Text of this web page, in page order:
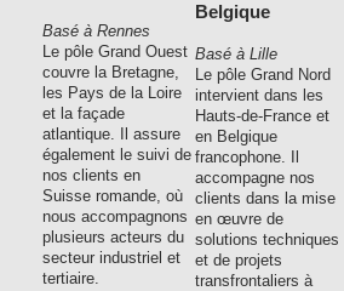
Basé à Rennes
Le pôle Grand Ouest
couvre la Bretagne,
les Pays de la Loire
et la façade
atlantique. Il assure
également le suivi de
nos clients en
Suisse romande, où
nous accompagnons
plusieurs acteurs du
secteur industriel et
tertiaire.
Belgique
Basé à Lille
Le pôle Grand Nord
intervient dans les
Hauts-de-France et
en Belgique
francophone. Il
accompagne nos
clients dans la mise
en œuvre de
solutions techniques
et de projets
transfrontaliers à